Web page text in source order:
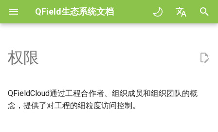
QField生态系统文档
Italiano
在
初
化
规范
Tutorials QFieldSync
General QField general settings
工程选择
Project Setup
Create new project in
Simple attribute form
configuration
测量工具
输出为PDF
All about GPS, GNSS and
Geofencing
3D Map view
参与者
动作
QFieldCloud Django
Improving efficiencies in
Geologic mapping
权限
QFieldCloud通过工程合作者、组织成员和组织团队的概
念，提供了对工程的细粒度访问控制。